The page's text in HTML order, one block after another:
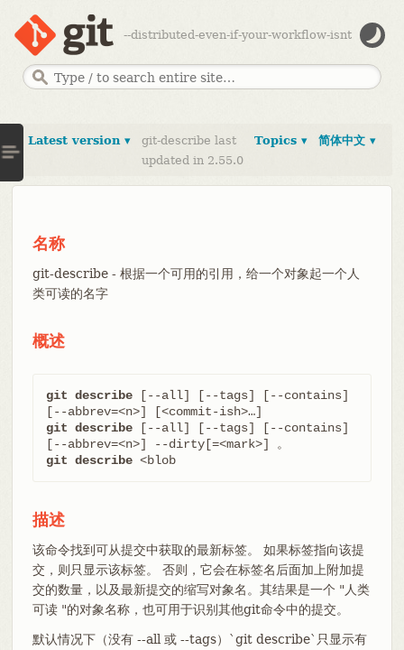
--distributed-even-if-your-workflow-isnt
简体中文 ▾
Topics ▾
Latest version ▾
git-describe last
updated in 2.55.0
名称
git-describe - 根据一个可用的引用，给一个对象起一个人
类可读的名字
概述
git describe [--all] [--tags] [--contains]
git describe [--all] [--tags] [--contains]
git describe <blob
描述
该命令找到可从提交中获取的最新标签。 如果标签指向该提
交，则只显示该标签。 否则，它会在标签名后面加上附加提
交的数量，以及最新提交的缩写对象名。其结果是一个 "人类
可读 "的对象名称，也可用于识别其他git命令中的提交。
默认情况下（没有 --all 或 --tags）`git describe`只显示有